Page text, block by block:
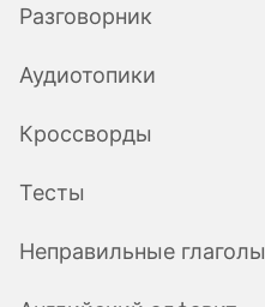
Разговорник
Аудиотопики
Кроссворды
Тесты
Неправильные глаголы